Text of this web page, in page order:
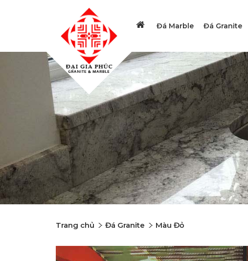
Đá Marble Đá Granite
Trang chủ Đá Granite Màu Đỏ